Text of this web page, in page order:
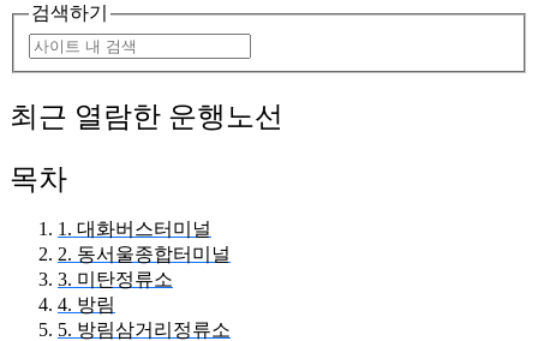
검색하기
최근 열람한 운행노선
목차
1. 대화버스터미널
2. 동서울종합터미널
3. 미탄정류소
4. 방림
5. 방림삼거리정류소